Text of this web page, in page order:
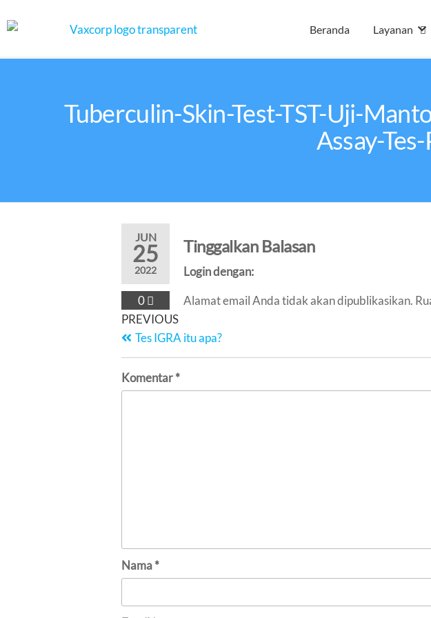
Beranda Layanan
Tuberculin-Skin-Test-TST-Uji-
Assay-
JUN
25
2022
0
PREVIOUS
Tes IGRA itu apa?
Tinggalkan Balasan
Login dengan:
Alamat email Anda tidak akan dipublikasikan.
Komentar*
Nama*